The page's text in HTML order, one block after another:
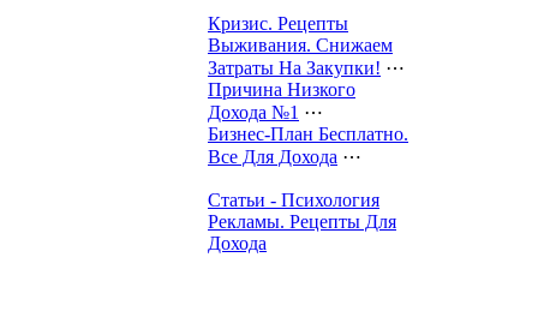
Кризис. Рецепты
Выживания. Снижаем
Затраты На Закупки! ⋯
Причина Низкого
Дохода №1 ⋯
Бизнес-План Бесплатно.
Все Для Дохода ⋯
Статьи - Психология
Рекламы. Рецепты Для
Дохода